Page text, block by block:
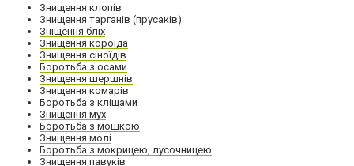
Знищення клопів
Знищення тарганів (прусаків)
Зніщення бліх
Знищення короїда
Знищення сіноїдів
Боротьба з осами
Знищення шершнів
Знищення комарів
Боротьба з кліщами
Знищення мух
Боротьба з мошкою
Знищення молі
Боротьба з мокрицею, лусочницею
Знищення павуків